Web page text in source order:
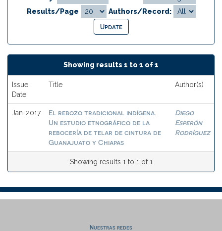
Results/Page
Authors/Record:
Showing results 1 to 1 of 1
Issue
Date
Title Author(s)
Jan-2017
El rebozo tradicional indígena.
Un estudio etnográfico de la
rebocería de telar de cintura de
Guanajuato y Chiapas
Diego
Esperón
Rodríguez
Showing results 1 to 1 of 1
Nuestras redes